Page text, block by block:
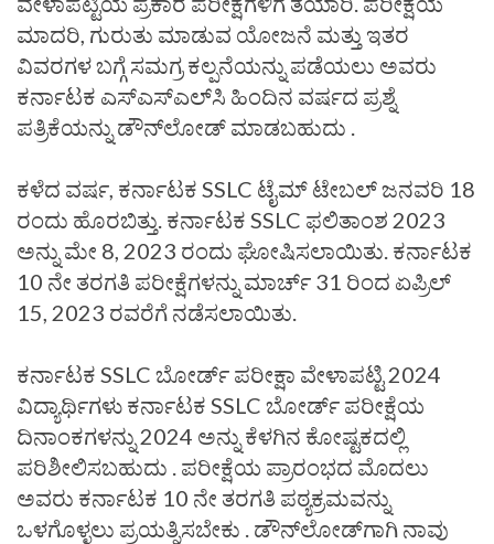
ಮಾದರಿ, ಗುರುತು ಮಾಡುವ ಯೋಜನೆ ಮತ್ತು ಇತರ
ವಿವರಗಳ ಬಗ್ಗೆ ಸಮಗ್ರ ಕಲ್ಪನೆಯನ್ನು ಪಡೆಯಲು ಅವರು
ಕರ್ನಾಟಕ ಎಸ್‌ಎಸ್‌ಎಲ್‌ಸಿ ಹಿಂದಿನ ವರ್ಷದ ಪ್ರಶ್ನೆ
ಪತ್ರಿಕೆಯನ್ನು ಡೌನ್‌ಲೋಡ್ ಮಾಡಬಹುದು .
ಕಳೆದ ವರ್ಷ, ಕರ್ನಾಟಕ SSLC ಟೈಮ್ ಟೇಬಲ್ ಜನವರಿ 18
ರಂದು ಹೊರಬಿತ್ತು. ಕರ್ನಾಟಕ SSLC ಫಲಿತಾಂಶ 2023
ಅನ್ನು ಮೇ 8, 2023 ರಂದು ಘೋಷಿಸಲಾಯಿತು. ಕರ್ನಾಟಕ
10 ನೇ ತರಗತಿ ಪರೀಕ್ಷೆಗಳನ್ನು ಮಾರ್ಚ್ 31 ರಿಂದ ಏಪ್ರಿಲ್
15, 2023 ರವರೆಗೆ ನಡೆಸಲಾಯಿತು.
ಕರ್ನಾಟಕ SSLC ಬೋರ್ಡ್ ಪರೀಕ್ಷಾ ವೇಳಾಪಟ್ಟಿ 2024
ವಿದ್ಯಾರ್ಥಿಗಳು ಕರ್ನಾಟಕ SSLC ಬೋರ್ಡ್ ಪರೀಕ್ಷೆಯ
ದಿನಾಂಕಗಳನ್ನು 2024 ಅನ್ನು ಕೆಳಗಿನ ಕೋಷ್ಟಕದಲ್ಲಿ
ಪರಿಶೀಲಿಸಬಹುದು . ಪರೀಕ್ಷೆಯ ಪ್ರಾರಂಭದ ಮೊದಲು
ಅವರು ಕರ್ನಾಟಕ 10 ನೇ ತರಗತಿ ಪಠ್ಯಕ್ರಮವನ್ನು
ಒಳಗೊಳ್ಳಲು ಪ್ರಯತ್ನಿಸಬೇಕು . ಡೌನ್‌ಲೋಡ್‌ಗಾಗಿ ನಾವು